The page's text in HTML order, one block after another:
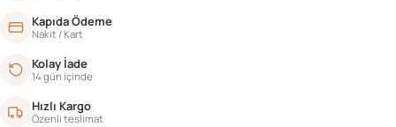
Kapıda Ödeme
Nakit / Kart
Kolay İade
14 gün içinde
Hızlı Kargo
Özenli teslimat